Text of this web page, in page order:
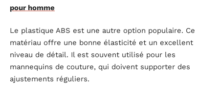
pour homme
Le plastique ABS est une autre option populaire. Ce
matériau offre une bonne élasticité et un excellent
niveau de détail. Il est souvent utilisé pour les
mannequins de couture, qui doivent supporter des
ajustements réguliers.